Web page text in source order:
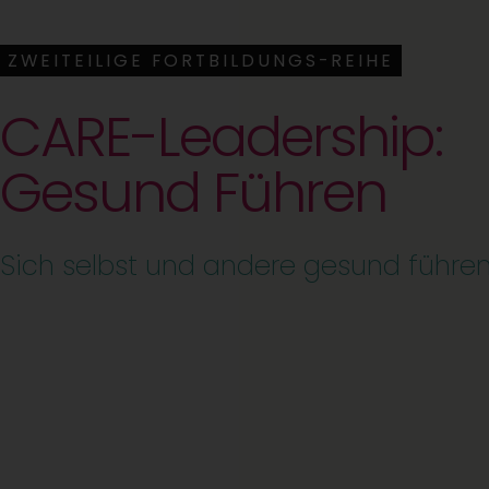
ZWEITEILIGE FORTBILDUNGS-REIHE
CARE-Leadership:
Gesund Führen
Sich selbst und andere gesund